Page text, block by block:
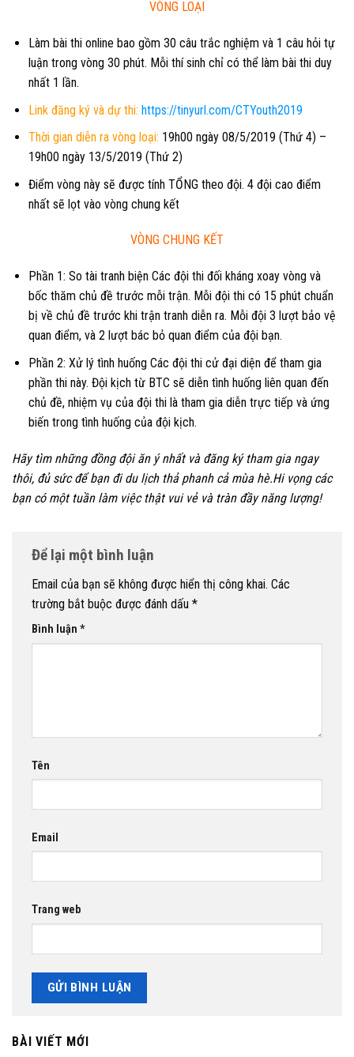
VÒNG LOẠI
Làm bài thi online bao gồm 30 câu trắc nghiệm và 1 câu hỏi tự
luận trong vòng 30 phút. Mỗi thí sinh chỉ có thể làm bài thi duy
nhất 1 lần.
Link đăng ký và dự thi: https://tinyurl.com/CTYouth2019
Thời gian diễn ra vòng loại: 19h00 ngày 08/5/2019 (Thứ 4) –
19h00 ngày 13/5/2019 (Thứ 2)
Điểm vòng này sẽ được tính TỔNG theo đội. 4 đội cao điểm
nhất sẽ lọt vào vòng chung kết
VÒNG CHUNG KẾT
Phần 1: So tài tranh biện Các đội thi đối kháng xoay vòng và
bốc thăm chủ đề trước mỗi trận. Mỗi đội thi có 15 phút chuẩn
bị về chủ đề trước khi trận tranh diễn ra. Mỗi đội 3 lượt bảo vệ
quan điểm, và 2 lượt bác bỏ quan điểm của đội bạn.
Phần 2: Xử lý tình huống Các đội thi cử đại diện để tham gia
phần thi này. Đội kịch từ BTC sẽ diễn tình huống liên quan đến
chủ đề, nhiệm vụ của đội thi là tham gia diễn trực tiếp và ứng
biến trong tình huống của đội kịch.
Hãy tìm những đồng đội ăn ý nhất và đăng ký tham gia ngay
thôi, đủ sức để bạn đi du lịch thả phanh cả mùa hè.Hi vọng các
bạn có một tuần làm việc thật vui vẻ và tràn đầy năng lượng!
Để lại một bình luận
Email của bạn sẽ không được hiển thị công khai. Các
trường bắt buộc được đánh dấu *
Bình luận *
Tên
Email
Trang web
BÀI VIẾT MỚI